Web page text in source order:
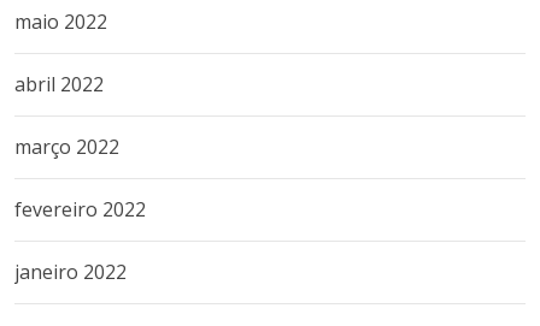
maio 2022
abril 2022
março 2022
fevereiro 2022
janeiro 2022